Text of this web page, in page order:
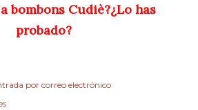
bombons Cudiè?¿Lo has
probado?
por correo electrónico